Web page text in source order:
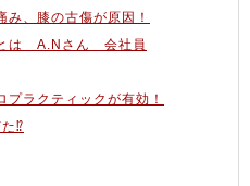
、膝の古傷が原因！
とは A.Nさん 会社員
ラクティックが有効！
⁉